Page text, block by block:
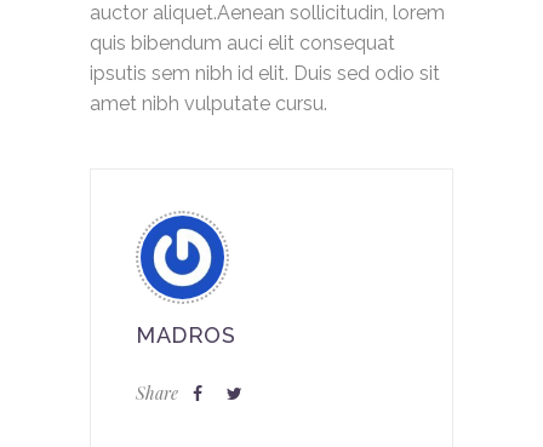
auctor aliquet.Aenean sollicitudin, lorem
quis bibendum auci elit consequat
ipsutis sem nibh id elit. Duis sed odio sit
amet nibh vulputate cursu.
MADROS
Share